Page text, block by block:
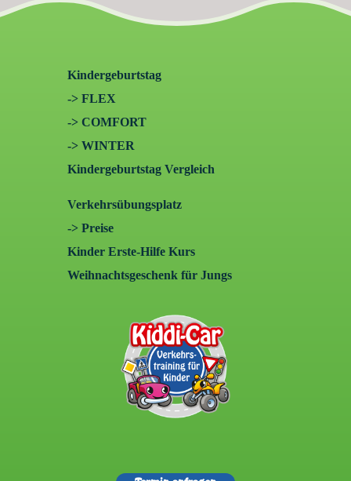
Kindergeburtstag
-> FLEX
-> COMFORT
-> WINTER
Kindergeburtstag Vergleich
Verkehrsübungsplatz
-> Preise
Kinder Erste-Hilfe Kurs
Weihnachtsgeschenk für Jungs